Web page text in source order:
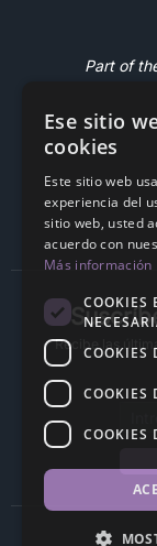
Part of
Recibe las
Ese sitio
cookies
Este sitio web
experiencia del
sitio web, usted
acuerdo con
Más información
COOKIES
COOKIES
COOKIES
COOKIES